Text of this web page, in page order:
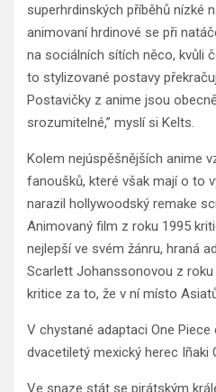
superhrdinských příběhů nízké
animovaní hrdinové se při
na sociálních sítích něco, kvůli
to stylizované postavy
Postavičky z anime jsou
srozumitelné,” myslí si Kelts.
Kolem nejúspěšnějších anime
fanoušků, které však mají o to
narazil hollywoodský remake
Animovaný film z roku 1995
nejlepší ve svém žánru, hraná
Scarlett Johanssonovou z
kritice za to, že v ní místo
V chystané adaptaci One
dvacetiletý mexický herec Iñaki
Ve snaze stát se pirátským